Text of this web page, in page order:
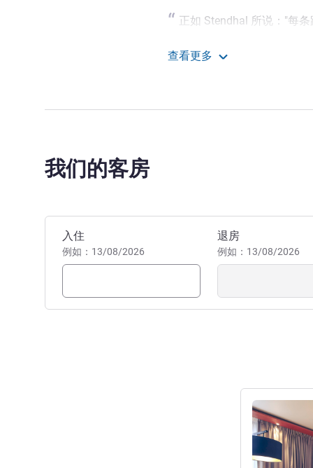
正如 Stendhal 所说："每
勒诺布尔，或者在阿尔卑斯
查看更多
我们的客房
预订此酒店
入住
例如：13/08/2026
退房
例如：13/08/2026
请参阅详情